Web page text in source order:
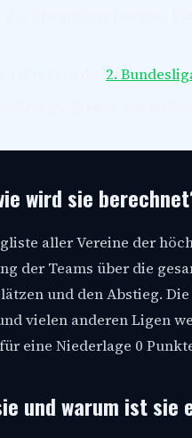
2.
wird sie
aller Vereine der
der Teams über die
und den Abstieg.
vielen anderen Ligen
eine Niederlage 0
und warum ist sie